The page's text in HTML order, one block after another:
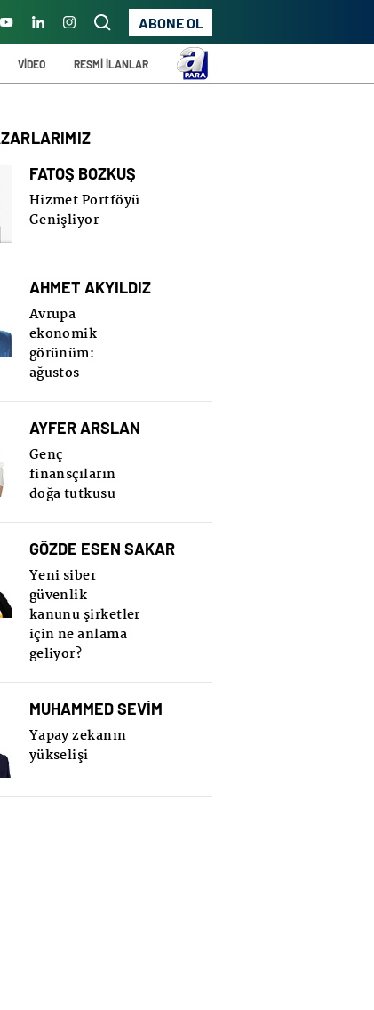
ABONE OL
VİDEO RESMİ İLANLAR
FATOŞ BOZKUŞ
Hizmet Portföyü
Genişliyor
AHMET AKYILDIZ
Avrupa
ekonomik
görünüm:
ağustos
AYFER ARSLAN
Genç
finansçıların
doğa tutkusu
GÖZDE ESEN SAKAR
Yeni siber
güvenlik
kanunu şirketler
için ne anlama
geliyor?
MUHAMMED SEVİM
Yapay zekanın
yükselişi